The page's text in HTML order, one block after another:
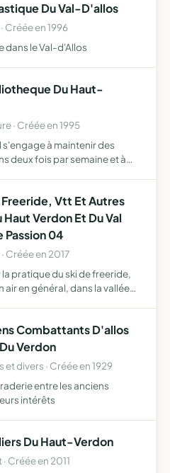
Du Val-D'allos
Créée en 1996
dans le Val-d'Allos
Du Haut-
· Créée en 1995
à maintenir des
deux fois par semaine et à
Vtt Et Autres
Verdon Et Du Val
Passion 04
Créée en 2017
pratique du ski de freeride,
en général, dans la vallée
Combattants D'allos
Verdon
divers · Créée en 1929
entre les anciens
intérêts
Du Haut-Verdon
Créée en 2011